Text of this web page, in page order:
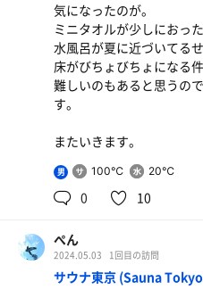
前の店長の取り組みだと
くなってました。そこま
・水風呂がぬるい
他の方のサ活日記見る限
す。20度くらいで蛇口ひ
ん。冷えるようにならな
ンスされるんですかね。
と想定。
水風呂がぬるかったので
気になったのが。
ミニタオルが少しにおった
水風呂が夏に近づいてる
床がびちょびちょになる件
難しいのもあると思うの
す。
またいきます。
男 100℃ 20℃
0 10
ぺん
2024.05.03 1回目の訪問
サウナ東京 (Sauna